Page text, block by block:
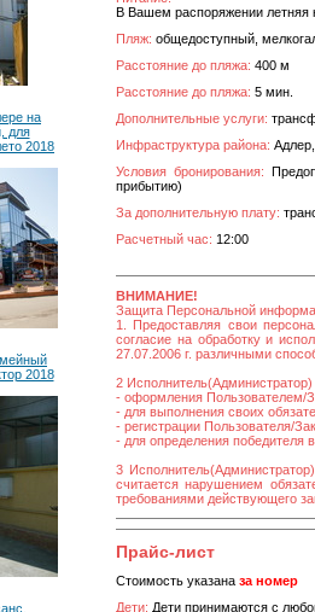
на
для
2018
2018
В Вашем распоряжении
Пляж: общедоступный,
Расстояние до пляжа: 400 м
Расстояние до пляжа: 5 мин.
Дополнительные услуги:
Инфраструктура района:
Условия бронирования:
прибытию)
За дополнительную плату:
Расчетный час: 12:00
ВНИМАНИЕ!
Защита Персональной
1. Предоставляя свои
согласие на обработку и
27.07.2006 г. различными
2
- оформления Пользователем/
- для выполнения своих
- регистрации Пользователя/
- для определения победителя
3
считается нарушением
требованиями действующего
Прайс-лист
Стоимость указана за номер
Дети: Дети принимаются с